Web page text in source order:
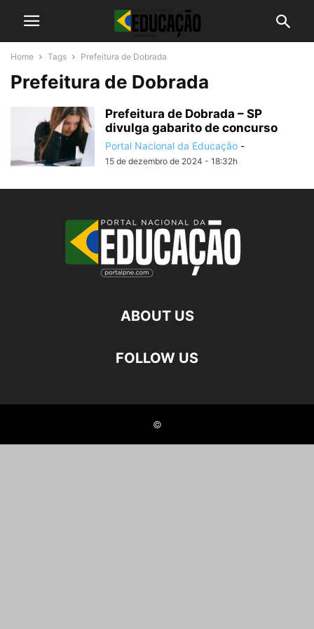
Home Tags Prefeitura de Dobrada
Prefeitura de Dobrada
Prefeitura de Dobrada – SP
divulga gabarito de concurso
Portal Nacional da Educação -
15 de dezembro de 2024 - 18:32h
ABOUT US
FOLLOW US
©